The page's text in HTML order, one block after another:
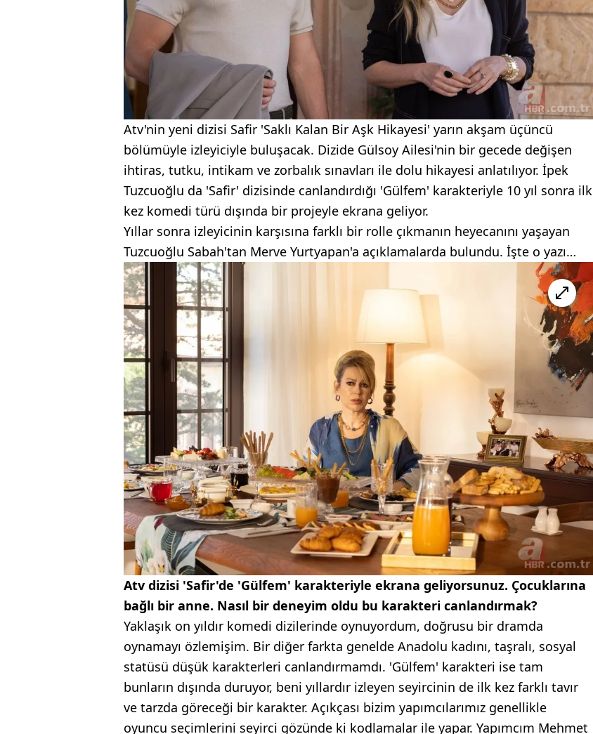
Atv'nin yeni dizisi Safir 'Saklı Kalan Bir Aşk Hikayesi' yarın akşam üçüncü
bölümüyle izleyiciyle buluşacak. Dizide Gülsoy Ailesi'nin bir gecede değişen
ihtiras, tutku, intikam ve zorbalık sınavları ile dolu hikayesi anlatılıyor. İpek
Tuzcuoğlu da 'Safir' dizisinde canlandırdığı 'Gülfem' karakteriyle 10 yıl sonra ilk
kez komedi türü dışında bir projeyle ekrana geliyor.
Yıllar sonra izleyicinin karşısına farklı bir rolle çıkmanın heyecanını yaşayan
Tuzcuoğlu Sabah'tan Merve Yurtyapan'a açıklamalarda bulundu. İşte o yazı…
Atv dizisi 'Safir'de 'Gülfem' karakteriyle ekrana geliyorsunuz. Çocuklarına
bağlı bir anne. Nasıl bir deneyim oldu bu karakteri canlandırmak?
Yaklaşık on yıldır komedi dizilerinde oynuyordum, doğrusu bir dramda
oynamayı özlemişim. Bir diğer farkta genelde Anadolu kadını, taşralı, sosyal
statüsü düşük karakterleri canlandırmamdı. 'Gülfem' karakteri ise tam
bunların dışında duruyor, beni yıllardır izleyen seyircinin de ilk kez farklı tavır
ve tarzda göreceği bir karakter. Açıkçası bizim yapımcılarımız genellikle
oyuncu seçimlerini seyirci gözünde ki kodlamalar ile yapar. Yapımcım Mehmet